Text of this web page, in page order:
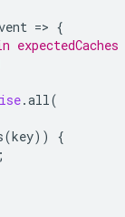
=> {
.all(
(key))
{